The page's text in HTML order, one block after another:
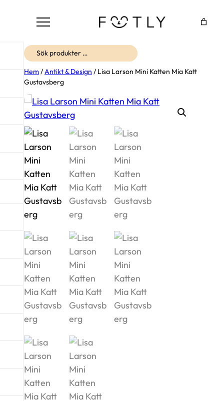
Sök
Hem / Antikt & Design / Lisa Larson Mini Katten Mia Katt
Gustavsberg